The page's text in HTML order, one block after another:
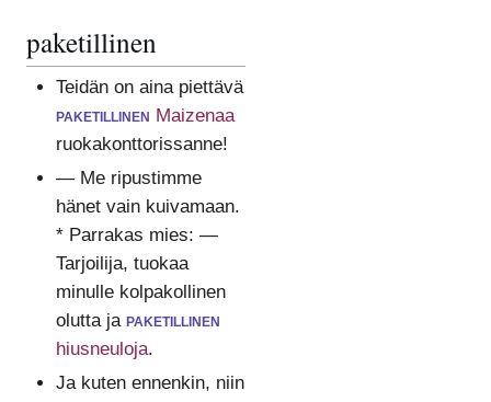
paketillinen
Teidän on aina piettävä
paketillinen Maizenaa
ruokakonttorissanne!
— Me ripustimme
hänet vain kuivamaan.
* Parrakas mies: —
Tarjoilija, tuokaa
minulle kolpakollinen
olutta ja paketillinen
hiusneuloja.
Ja kuten ennenkin, niin